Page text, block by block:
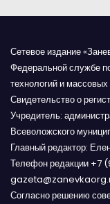
Сетевое издание
Федеральной службе
технологий и
Свидетельство о
Учредитель:
Всеволожского
Главный редактор:
Телефон редакции +7
Согласно решению